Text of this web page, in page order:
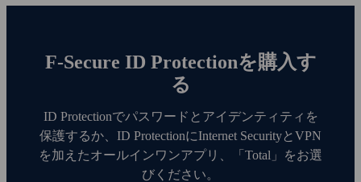
F‑Secure ID Protectionを購入す
る
ID Protectionでパスワードとアイデンティティを
保護するか、ID ProtectionにInternet SecurityとVPN
を加えたオールインワンアプリ、「Total」をお選
びください。